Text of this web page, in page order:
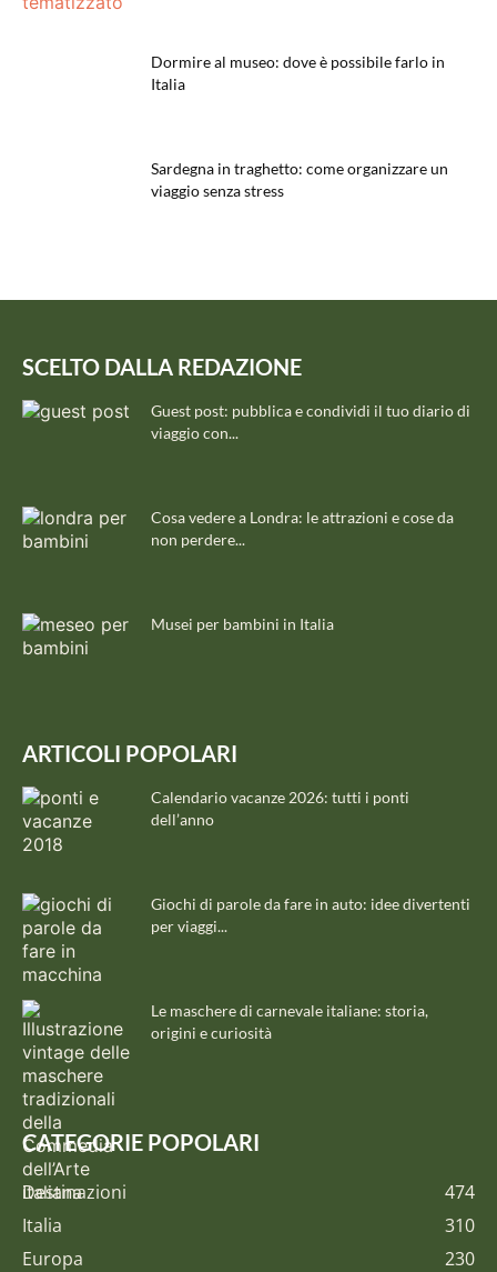
Dormire al museo: dove è possibile farlo in
Italia
Sardegna in traghetto: come organizzare un
viaggio senza stress
SCELTO DALLA REDAZIONE
Guest post: pubblica e condividi il tuo diario di
viaggio con...
Cosa vedere a Londra: le attrazioni e cose da
non perdere...
Musei per bambini in Italia
ARTICOLI POPOLARI
Calendario vacanze 2026: tutti i ponti
dell’anno
Giochi di parole da fare in auto: idee divertenti
per viaggi...
Le maschere di carnevale italiane: storia,
origini e curiosità
CATEGORIE POPOLARI
Destinazioni
474
Italia
310
Europa
230